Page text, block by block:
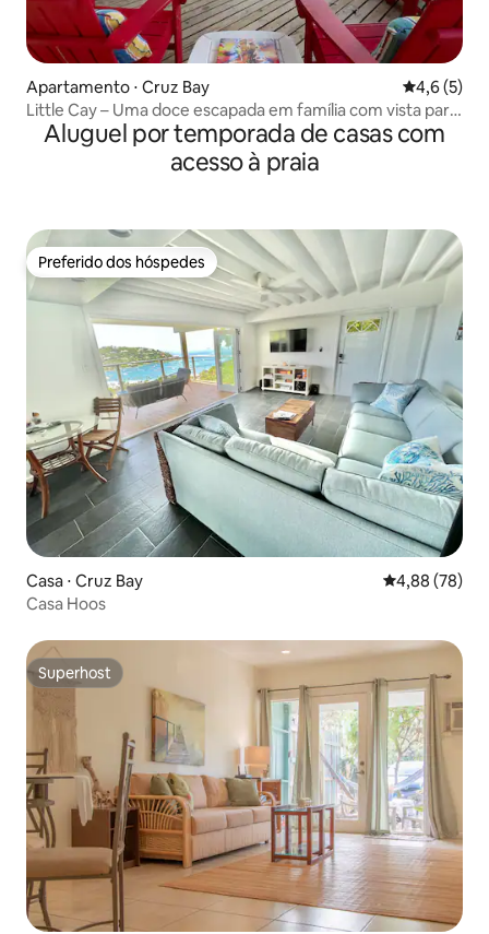
Apartamento ⋅ Cruz Bay 4,6 de
4,6 (5)
Little Cay – Uma doce escapada em família com vista para
o mar
Aluguel por temporada de casas com
acesso à praia
Preferido dos hóspedes
Preferido dos hóspedes
Casa ⋅ Cruz Bay 4,88 de uma
4,88 (78)
Casa Hoos
Superhost
Superhost